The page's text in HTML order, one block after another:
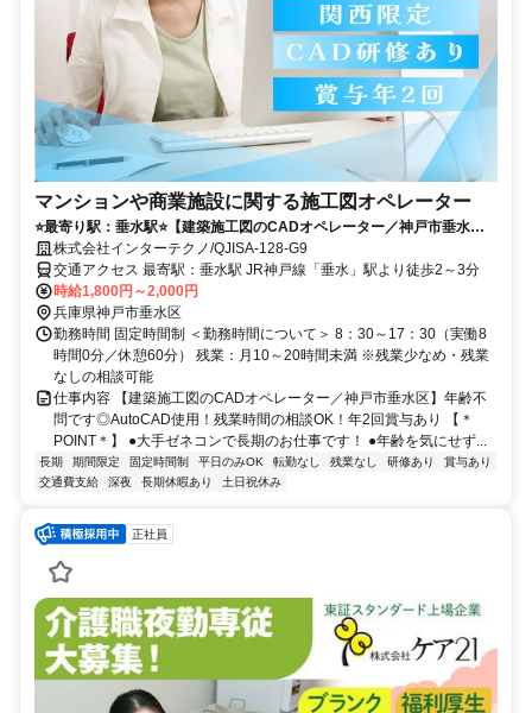
マンションや商業施設に関する施工図オペレーター
⭐️最寄り駅：垂水駅⭐️【建築施工図のCADオペレーター／神戸市垂水
区】年齢不問です◎AutoCAD使用！残業時間の相談OK！年2回賞与あ
り
株式会社インターテクノ/QJISA-128-G9
交通アクセス 最寄駅：垂水駅 JR神戸線「垂水」駅より徒歩2～3分
時給1,800円～2,000円
兵庫県神戸市垂水区
勤務時間 固定時間制 ＜勤務時間について＞ 8：30～17：30（実働8
時間0分／休憩60分） 残業：月10～20時間未満 ※残業少なめ・残業
なしの相談可能
仕事内容 【建築施工図のCADオペレーター／神戸市垂水区】年齢不
問です◎AutoCAD使用！残業時間の相談OK！年2回賞与あり 【＊
POINT＊】 ●大手ゼネコンで長期のお仕事です！ ●年齢を気にせず...
長期 期間限定 固定時間制 平日のみOK 転勤なし 残業なし 研修あり
賞与あり
交通費支給
深夜 長期休暇あり 土日祝休み
正社員